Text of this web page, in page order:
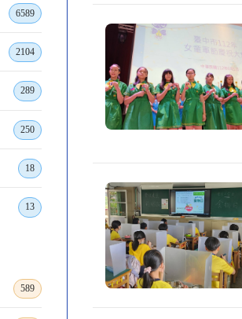
6589
2104
289
250
18
13
589